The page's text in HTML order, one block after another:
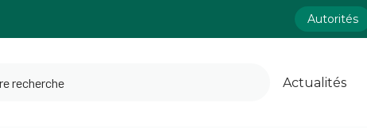
Autorités
Actualités